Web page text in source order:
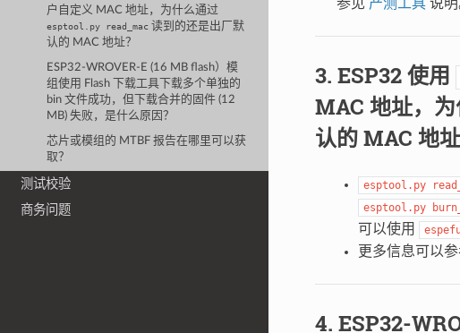
户自定义 MAC 地址，为什么通过
esptool.py read_mac 读到的还是出厂默
认的 MAC 地址？
ESP32-WROVER-E (16 MB flash）模
组使用 Flash 下载工具下载多个单独的
bin 文件成功，但下载合并的固件 (12
MB) 失败，是什么原因？
芯片或模组的 MTBF 报告在哪里可以获
取？
测试校验
商务问题
参见 产测工具说明
ESP32 使用
MAC 地址，
认的 MAC 地址
esptool.py
esptool.py
可以使用
更多信息可以参
ESP32-